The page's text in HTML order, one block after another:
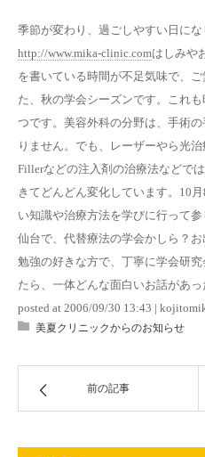
季節が変わり、過ごしやすい日
http://www.mika-clinic.comはしみや
を書いている時間が不足気味で、
た、秋の学会シーズンです。これ
つです。美容外科の分野は、手術
りません。でも、レーザーやら光
Fillerなどの注入剤の治療法などで
きてどんどん変化しています。10
い知識や治療方法を学びに行って
仙台で、代替療法の学会かしら？
勉強の好きな方で、丁寧に学会研
たら、一体どんな面白いお話があ
posted at 2006/09/30 13:43 |
美夏クリニックからのお知らせ
前の記事
メールで相談
ブログ一覧ページ
料金一覧 new